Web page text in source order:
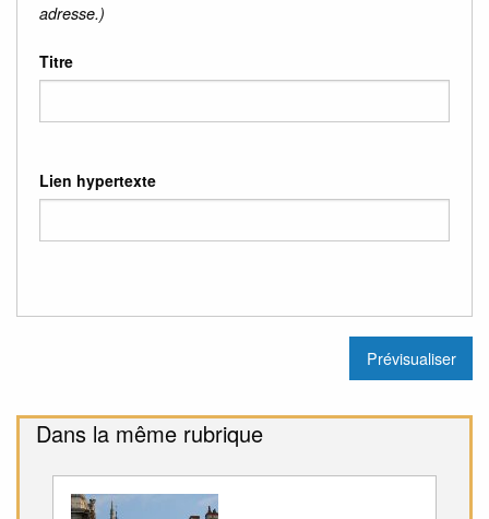
adresse.)
Titre
Lien hypertexte
Dans la même rubrique